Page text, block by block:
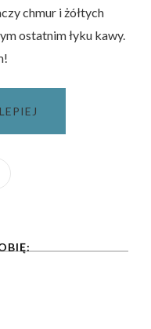
chmur i żółtych
ostatnim łyku kawy.